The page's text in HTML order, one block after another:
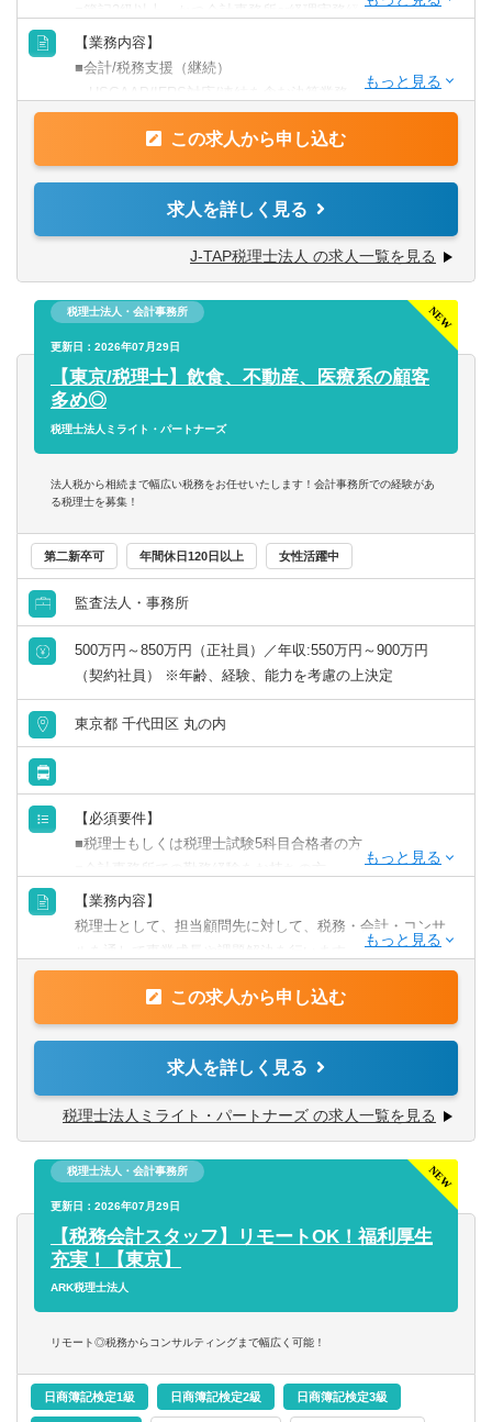
■簿記2級以上、かつ会計事務所or経理実務経験2年以上（法
人税申告書作成経験必須）
■税理士試験の簿財2科目合格者以上（+法人or消費or相続1
科目合格者歓迎）or 公認会計士or 公認会計士試験短答合格
者（実務経験なしでも歓迎）
■ 謙虚さと素直さがある方（コミュニケーションと協力）
■コミュニケーション能力が高く人と信頼関係を構築できる
方（コミュニケーションと協力）
■悪いことも含めあらゆる事象を自己成長機会だと捉えるこ
とができる（主体性）
■成長意欲が高い（プロフェッショナリズム）
【業務内容】
■会計/税務支援（継続）
・USGAAP/IFRS対応/連結を含む決算業務
・各種任意/法定監査
・税務顧問（税務相談）
・法人税/消費税/償却資産税の申告代行
・資産税（相続対策）コンサルティング
■税務支援（スポット）
・税務面の調査（税務DD）
・組織再編ストラクチャーの検討/実行支援
※経験スキルによってお任せする業務は異なります。
＜在宅勤務について＞
能です。
この求人から申し込む
求人を詳しく見る
J-TAP税理士法人 の求人一覧を見る
税理士法人・会計事務所
更新日：2026年07月29日
【東京/税理士】飲食、不動産、医療系の顧客
多め◎
税理士法人ミライト・パートナーズ
法人税から相続まで幅広い税務をお任せいたします！会計事務所での経験があ
る税理士を募集！
第二新卒可 年間休日120日以上 女性活躍中
監査法人・事務所
500万円～850万円（正社員）／年収:550万円～900万円
（契約社員） ※年齢、経験、能力を考慮の上決定
東京都 千代田区 丸の内
【必須要件】
■税理士もしくは税理士試験5科目合格者の方
【歓迎要件】
【ポジションの特徴】
税理士としてクライアント業務に集中して取り組んで頂け
る環境が整っています。
裁量権をもって働くことができるため、当社の税理士とし
てキャリアを構築していってください！
【業務内容】
税理士として、担当顧問先に対して、税務・会計・コンサ
【具体的な仕事内容】
・月次帳簿査閲
・顧問先からの相談対応
・事業継承対策や相続のご相談の支援
顧問先の対応、入力担当者の指導及びチェック・申告書の
作成が主な業務となります。
-----------------------------------------------------------
■顧客について
顧問先の業種は飲食、サービス、クリニック・医療法人、
また、取引先にて発生する随時発生する業務、例えば相続
に関する内容、助成金や補助金の活用についてもサポート
この求人から申し込む
求人を詳しく見る
税理士法人ミライト・パートナーズ の求人一覧を見る
税理士法人・会計事務所
更新日：2026年07月29日
【税務会計スタッフ】リモートOK！福利厚生
充実！【東京】
ARK税理士法人
リモート◎税務からコンサルティングまで幅広く可能！
日商簿記検定1級 日商簿記検定2級 日商簿記検定3級